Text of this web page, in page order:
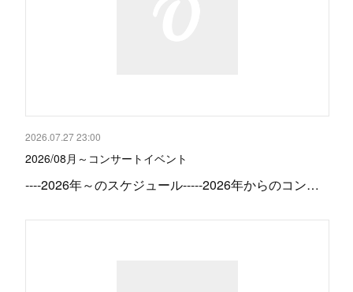
2026.07.27 23:00
2026/08月～コンサートイベント
‐‐‐‐2026年～のスケジュール-----2026年からのコン…